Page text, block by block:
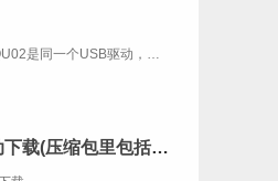
【软件下载】（1）USB驱动程序 【QA662与QU02是同一个USB驱动，已经有安装QU02的驱动就不需要重复下载】（2）意大利amanero官方USB驱动下载 （内容与上一个一样，不同的是：上面的下载链...
QU02数字音频USB界面的USB驱动下载(压缩包里包括QU02使用说明书）